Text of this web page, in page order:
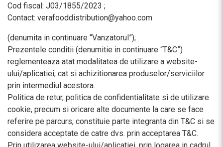
Cod fiscal: J03/1855/2023 ;
Contact: verafooddistribution@yahoo.com
(denumita in continuare “Vanzatorul”);
Prezentele conditii (denumitie in continuare “T&C”)
reglementeaza atat modalitatea de utilizare a website-
ului/aplicatiei, cat si achizitionarea produselor/serviciilor
prin intermediul acestora.
Politica de retur, politica de confidentialitate si de utilizare
cookie, precum si oricare alte documente la care se face
referire pe parcurs, constituie parte integranta din T&C si se
considera acceptate de catre dvs. prin acceptarea T&C.